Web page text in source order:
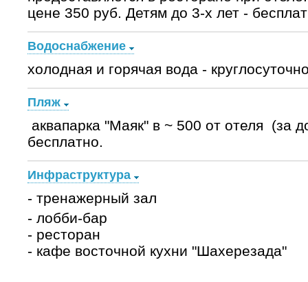
цене 350 руб. Детям до 3-х лет -
Водоснабжение
холодная и горячая вода -
Пляж
аквапарка "Маяк" в ~ 500 от отеля (за
бесплатно.
Инфраструктура
- тренажерный зал
- лобби-бар
- ресторан
- кафе восточной кухни "Шахерезада"